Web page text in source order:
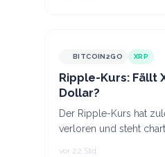
BITCOIN2GO XRP
Ripple-Kurs: Fällt
Dollar?
Der Ripple-Kurs hat
verloren und steht
rückt die Marke von
vor 22 Std.